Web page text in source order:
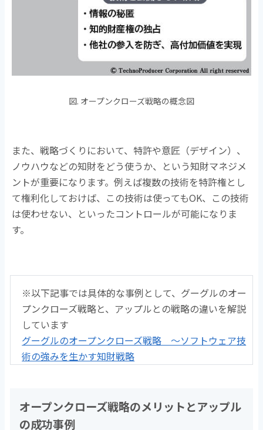
図. オープンクローズ戦略の概念図
また、戦略づくりにおいて、特許や意匠（デザイン）、
ノウハウなどの知財をどう使うか、という知財マネジメ
ントが重要になります。例えば複数の技術を特許権とし
て権利化しておけば、この技術は使ってもOK、この技術
は使わせない、といったコントロールが可能になりま
す。
※以下記事では具体的な事例として、グーグルのオー
プンクローズ戦略と、アップルとの戦略の違いを解説
しています
グーグルのオープンクローズ戦略 ～ソフトウェア技
術の強みを生かす知財戦略
オープンクローズ戦略のメリットとアップル
の成功事例